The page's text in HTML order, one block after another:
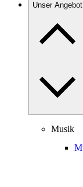
Unser Angebot
Musik